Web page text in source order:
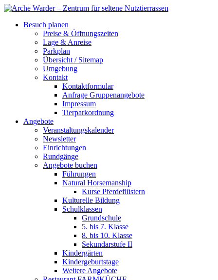
Besuch planen
Preise & Öffnungszeiten
Lage & Anreise
Parkplan
Übersicht / Sitemap
Umgebung
Kontakt
Kontaktformular
Anfrage Gruppenangebote
Impressum
Tierparkordnung
Angebote
Veranstaltungskalender
Newsletter
Einrichtungen
Rundgänge
Angebote buchen
Führungen
Natural Horsemanship
Kurse Pferdeflüstern
Kulturelle Bildung
Schulklassen
Grundschule
5. bis 7. Klasse
8. bis 10. Klasse
Sekundarstufe II
Kindergärten
Kindergeburtstage
Weitere Angebote